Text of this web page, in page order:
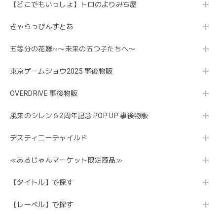
【どこでもいっしょ】トロのよりみち屋
きゃらっぴんすとあ
五等分の花嫁∽〜未来の五つ子たちへ〜
東京ゲームショウ2025 事後物販
OVERDRIVE 事後物販
風来のシレン６2周年記念 POP UP 事後物販
デスティニーチャイルド
≪あるじゃんマーケット限定商品≫
【タイトル】で探す
【レーベル】で探す